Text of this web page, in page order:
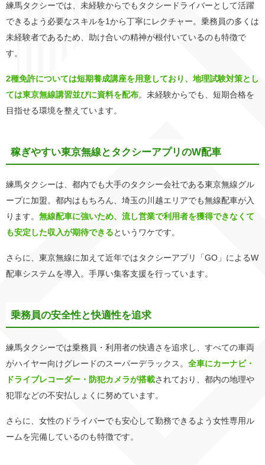
練馬タクシーでは、未経験からでもタクシードライバーとして活躍
できるよう必要なスキルを1から丁寧にレクチャー。乗務員の多くは
未経験者であるため、助け合いの精神が根付いているのも特徴で
す。
2種免許については短期養成講座を用意しており、地理試験対策とし
ては東京無線講習並びに資料を配布。未経験からでも、短期合格を
目指せる環境を整えています。
稼ぎやすい東京無線とタクシーアプリのW配車
練馬タクシーは、都内でも大手のタクシー会社である東京無線グル
ープに加盟。都内はもちろん、埼玉の川越エリアでも無線配車が入
ります。 無線配車に強いため、流し営業で利用者を獲得できなくて
も安定した収入が期待できるというワケです。
さらに、東京無線に加えて近年ではタクシーアプリ「GO」によるW
配車システムを導入。手厚い集客支援を行っています。
乗務員の安全性と快適性を追求
練馬タクシーでは乗務員・利用者の快適さを追求し、すべての車両
がハイヤー向けグレードのスーパーデラックス。 全車にカーナビ・
ドライブレコーダー・防犯カメラが搭載されており、都内の地理や
犯罪などの不安払しょくに努めています。
さらに、女性のドライバーでも安心して勤務できるよう女性専用ル
ームを完備しているのも特徴です。